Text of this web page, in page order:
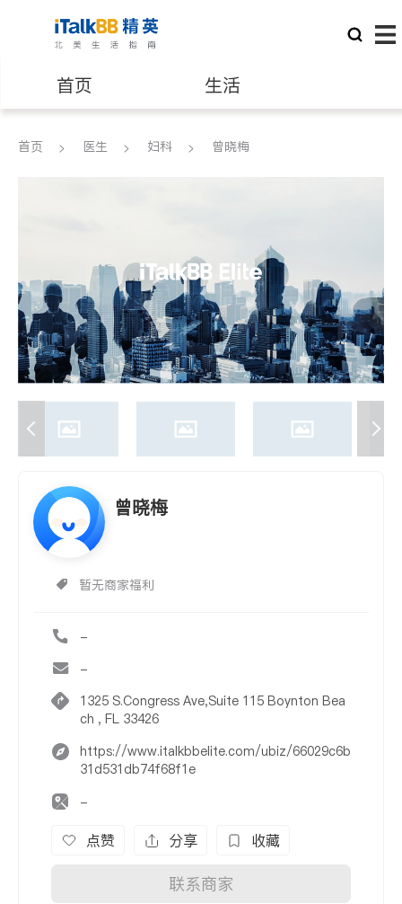
首页 生活
医生 律师
养老 非盈利组织
首页 医生 妇科 曾晓梅
曾晓梅
暂无商家福利
-
-
1325 S.Congress Ave,Suite 115 Boynton Bea
ch , FL 33426
https://www.italkbbelite.com/ubiz/66029c6b
31d531db74f68f1e
-
点赞 分享 收藏
联系商家